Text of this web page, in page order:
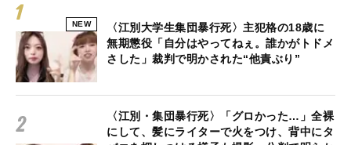
NEW
〈江別大学生集団暴行死〉主犯格の18歳に
無期懲役「自分はやってねぇ。誰かがトドメ
さした」裁判で明かされた“他責ぶり”
〈江別・集団暴行死〉「グロかった…」全裸
にして、髪にライターで火をつけ、背中にタ